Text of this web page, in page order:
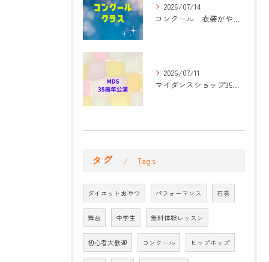
2026/07/14
コンクール 衣装がやって来た！
2026/07/11
マイダンスショップ35周年記念公演 振付開始
タグ Tags
ダイエットおやつ パフォーマンス 石巻
舞台 中学生 無料体験レッスン
初心者大歓迎 コンクール ヒップホップ